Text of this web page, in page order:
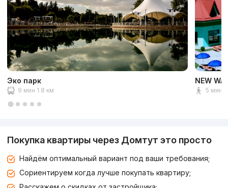
Эко парк
9 мин 1.8 км
NEW
5 мин
Покупка квартиры через Домтут это просто
Найдём оптимальный вариант под ваши требования;
Сориентируем когда лучше покупать квартиру;